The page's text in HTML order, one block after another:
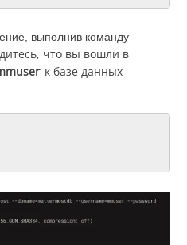
выполнив команду
что вы вошли в
‘ к базе данных